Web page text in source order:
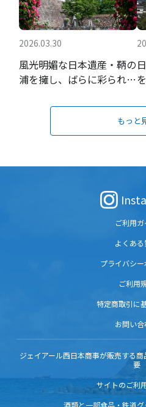
2026.03.30
風光明媚な日本遺産・鞆の
浦を擁し、ばらに彩られる
もっと
ご利用ガ
よくあ
プライバシ
ご利用
特定商取引に
お問い
ジェイアール西日本商事が販売する
要
サイトのご利
酒類と一部食品・鉄道